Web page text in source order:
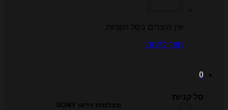
אין מוצרים בסל הקניות.
חזור לחנות
קניות
מצלמות וידאו SONY